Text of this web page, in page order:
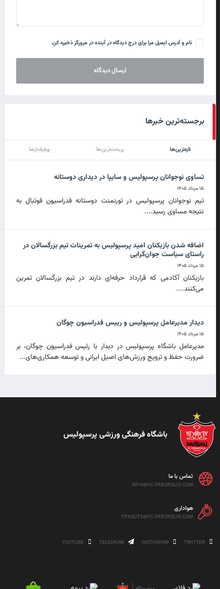
نام و آدرس ایمیل مرا برای درج دیدگاه در آینده در مرورگر ذخیره کن.
برجسته‌ترین خبرها
تازه‌ترین‌ها پربحث‌ترین‌ها پرطرفدارها
تساوی نوجوانان پرسپولیس و سایپا در دیداری دوستانه
۱۵ مرداد ۱۴۰۵
تیم نوجوانان پرسپولیس در تورنمنت دوستانه فدراسیون فوتبال به
نتیجه مساوی رسید....
اضافه شدن بازیکنان امید پرسپولیس به تمرینات تیم بزرگسالان در
راستای سیاست جوان‌گرایی
۱۵ مرداد ۱۴۰۵
بازیکنان آکادمی که قرارداد حرفه‌ای دارند در تیم بزرگسالان تمرین
می‌کنند....
دیدار مدیرعامل پرسپولیس و رییس فدراسیون چوگان
۱۵ مرداد ۱۴۰۵
مدیرعامل باشگاه پرسپولیس در دیدار با رئیس فدراسیون چوگان، بر
ضرورت حفظ و ترویج ورزش‌های اصیل ایرانی و توسعه همکاری‌های...
باشگاه فرهنگی ورزشی پرسپولیس
تماس با ما
INFO@FC-PERSPOLIS.COM
هواداری
TRYOUTS@FC-PERSPOLIS.COM